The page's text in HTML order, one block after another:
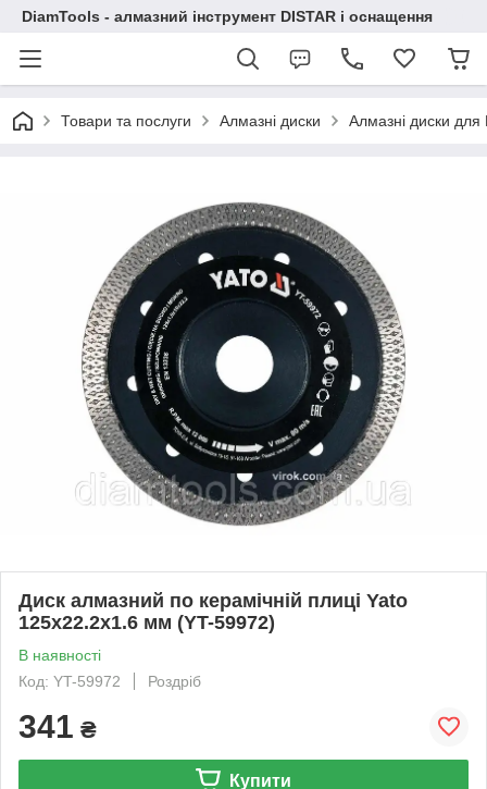
DiamTools - алмазний інструмент DISTAR і оснащення
Товари та послуги Алмазні диски Алмазні диски
Диск алмазний по керамічній плиці Yato
125x22.2x1.6 мм (YT-59972)
В наявності
Код: YT-59972
Роздріб
341 ₴
Купити